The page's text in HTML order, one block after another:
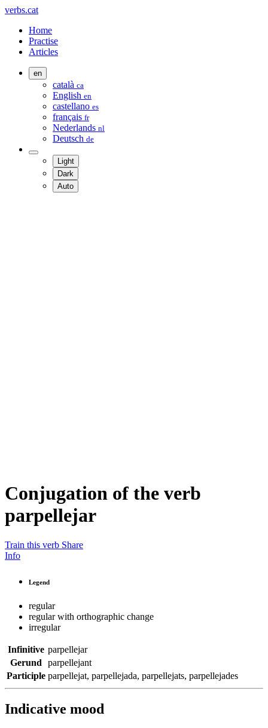
verbs.cat
Home
Practise
Articles
en
català ca
English en
castellano es
français fr
Nederlands nl
Deutsch de
Light
Dark
Auto
Conjugation of the verb
parpellejar
Train this verb Share
Info
Legend
regular
regular with orthographic change
irregular
Infinitive parpellejar
Gerund
parpellejant
Participle parpellejat, parpellejada, parpellejats, parpellejades
Indicative mood